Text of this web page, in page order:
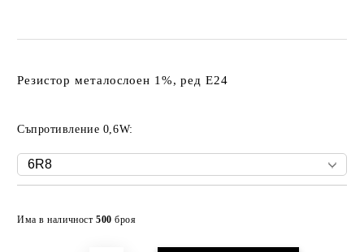
Резистор металослоен 1%, ред Е24
Съпротивление 0,6W:
Има в наличност 500 броя